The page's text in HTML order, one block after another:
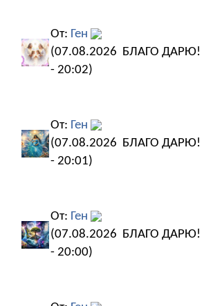
От: Ген
(07.08.2026
- 20:02)
БЛАГО ДАРЮ!
От: Ген
(07.08.2026
- 20:01)
БЛАГО ДАРЮ!
От: Ген
(07.08.2026
- 20:00)
БЛАГО ДАРЮ!